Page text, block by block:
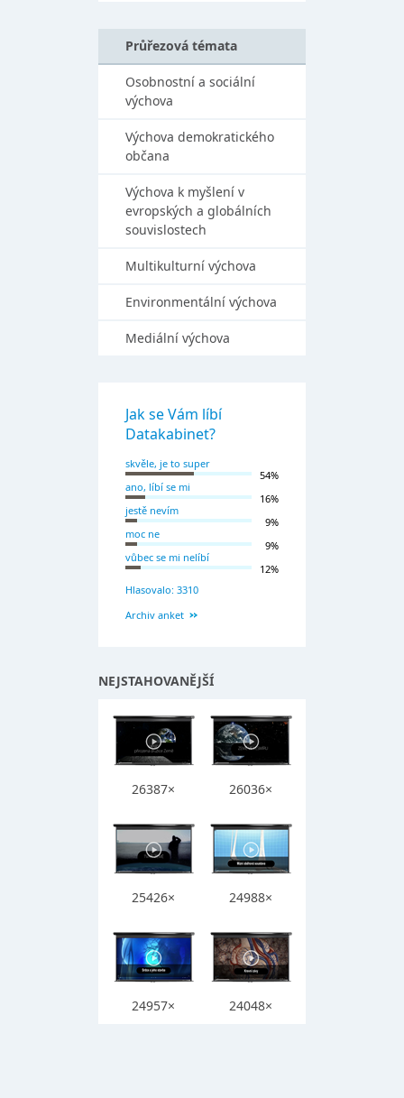
Průřezová témata
Osobnostní a sociální
výchova
Výchova demokratického
občana
Výchova k myšlení v
evropských a globálních
souvislostech
Multikulturní výchova
Environmentální výchova
Mediální výchova
Jak se Vám líbí
Datakabinet?
skvěle, je to super
54%
ano, líbí se mi
16%
jestě nevím
9%
moc ne
9%
vůbec se mi nelíbí
12%
Hlasovalo: 3310
Archiv anket
NEJSTAHOVANĚJŠÍ
26387× 26036×
25426× 24988×
24957× 24048×